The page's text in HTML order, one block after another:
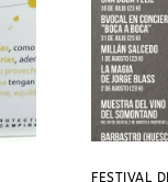
FESTIVAL